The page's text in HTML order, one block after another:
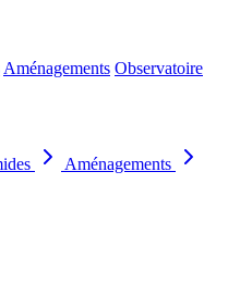
Aménagements Observatoire
Aménagements